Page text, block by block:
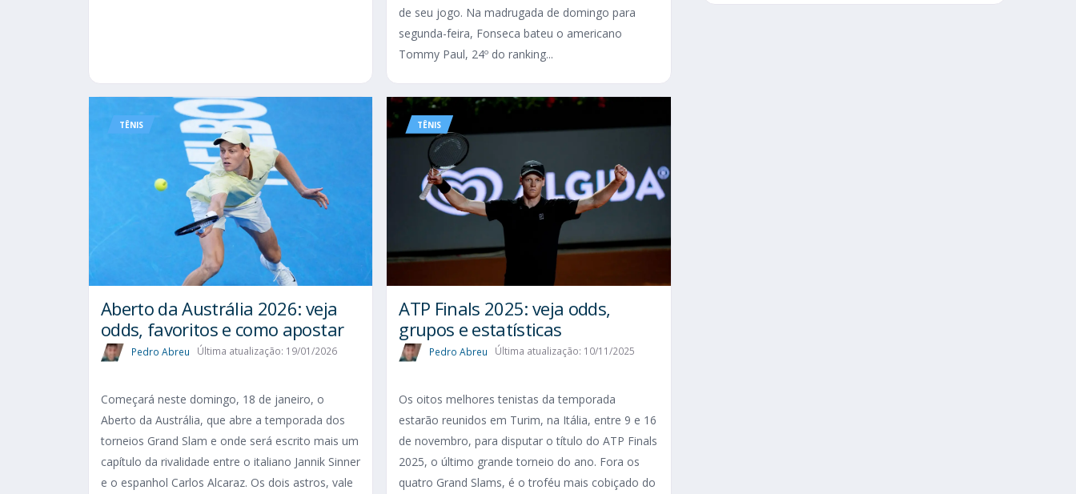
de seu jogo. Na madrugada de domingo para
segunda-feira, Fonseca bateu o americano
Tommy Paul, 24º do ranking...
TÊNIS
Aberto da Austrália 2026: veja
odds, favoritos e como apostar
Pedro Abreu Última atualização: 19/01/2026
Começará neste domingo, 18 de janeiro, o
Aberto da Austrália, que abre a temporada dos
torneios Grand Slam e onde será escrito mais um
capítulo da rivalidade entre o italiano Jannik Sinner
e o espanhol Carlos Alcaraz. Os dois astros, vale
TÊNIS
ATP Finals 2025: veja odds,
grupos e estatísticas
Pedro Abreu Última atualização: 10/11/2025
Os oitos melhores tenistas da temporada
estarão reunidos em Turim, na Itália, entre 9 e 16
de novembro, para disputar o título do ATP Finals
2025, o último grande torneio do ano. Fora os
quatro Grand Slams, é o troféu mais cobiçado do